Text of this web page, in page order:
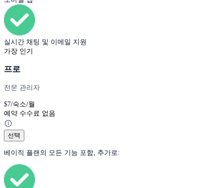
실시간 채팅 및 이메일 지원
가장 인기
프로
전문 관리자
$7/숙소/월
예약 수수료 없음
선택
베이직 플랜의 모든 기능 포함, 추가로: